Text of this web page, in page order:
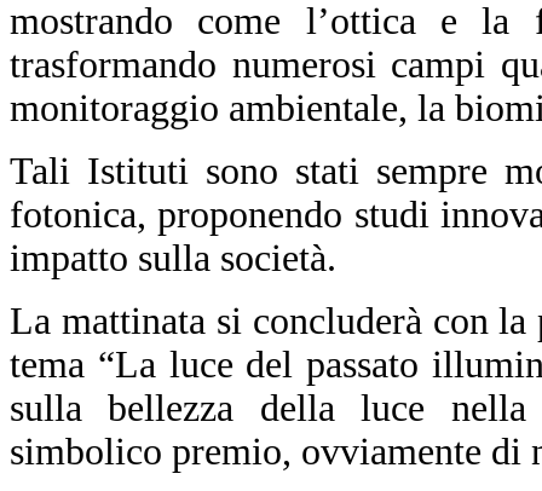
mostrando come l’ottica e la
trasformando numerosi campi
monitoraggio ambientale, la
Tali Istituti sono stati sempre
fotonica, proponendo studi
impatto sulla società.
La mattinata si concluderà con
tema “La luce del passato
sulla bellezza della luce nella
simbolico premio, ovviamente di